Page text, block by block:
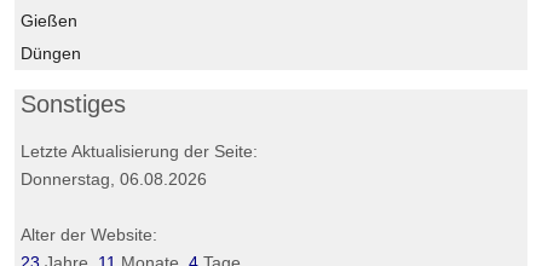
Gießen
Düngen
Sonstiges
Letzte Aktualisierung der Seite:
Donnerstag, 06.08.2026
Alter der Website: